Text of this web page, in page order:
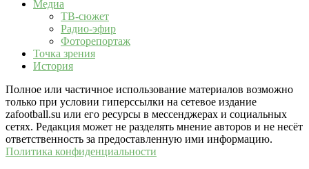
Медиа
ТВ-сюжет
Радио-эфир
Фоторепортаж
Точка зрения
История
Полное или частичное использование материалов возможно
только при условии гиперссылки на сетевое издание
zafootball.su или его ресурсы в мессенджерах и социальных
сетях. Редакция может не разделять мнение авторов и не несёт
ответственность за предоставленную ими информацию.
Политика конфиденциальности